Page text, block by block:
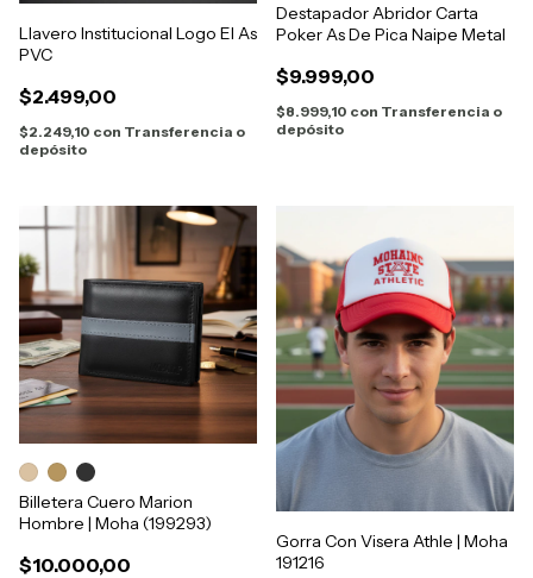
Llavero Institucional Logo El As
PVC
$2.499,00
$2.249,10 con Transferencia o
depósito
Destapador Abridor Carta
Poker As De Pica Naipe Metal
$9.999,00
$8.999,10 con Transferencia o
depósito
Billetera Cuero Marion
Hombre | Moha (199293)
$10.000,00
Gorra Con Visera Athle | Moha
191216